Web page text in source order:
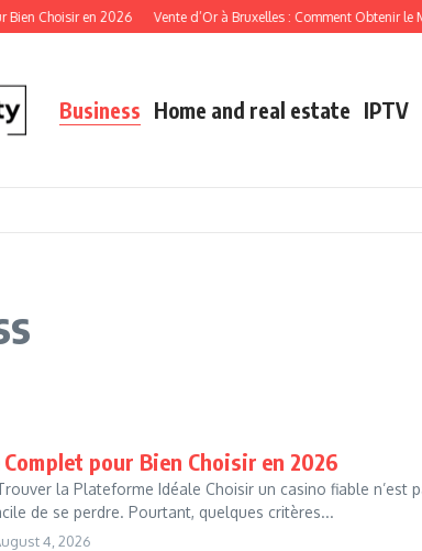
Choisir en 2026 Vente d’Or à Bruxelles : Comment Obtenir le
Business Home and real estate IPTV
Complet pour Bien Choisir en 2026
la Plateforme Idéale Choisir un casino fiable n’est
de se perdre. Pourtant, quelques critères...
4, 2026